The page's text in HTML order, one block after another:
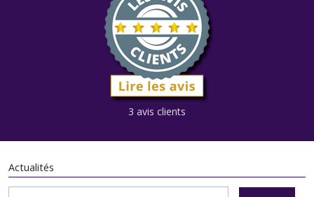
3 avis clients
Actualités